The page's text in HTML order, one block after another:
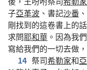
子亞革波 、書記沙番
剛找到的這卷書上的
求問耶和華 。因為我
寫給我們的一切去做
14 祭司希勒家和